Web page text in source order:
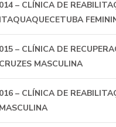
014 – CLÍNICA DE
ITAQUAQUECETUBA
015 – CLÍNICA DE
CRUZES MASCULINA
016 – CLÍNICA DE
MASCULINA